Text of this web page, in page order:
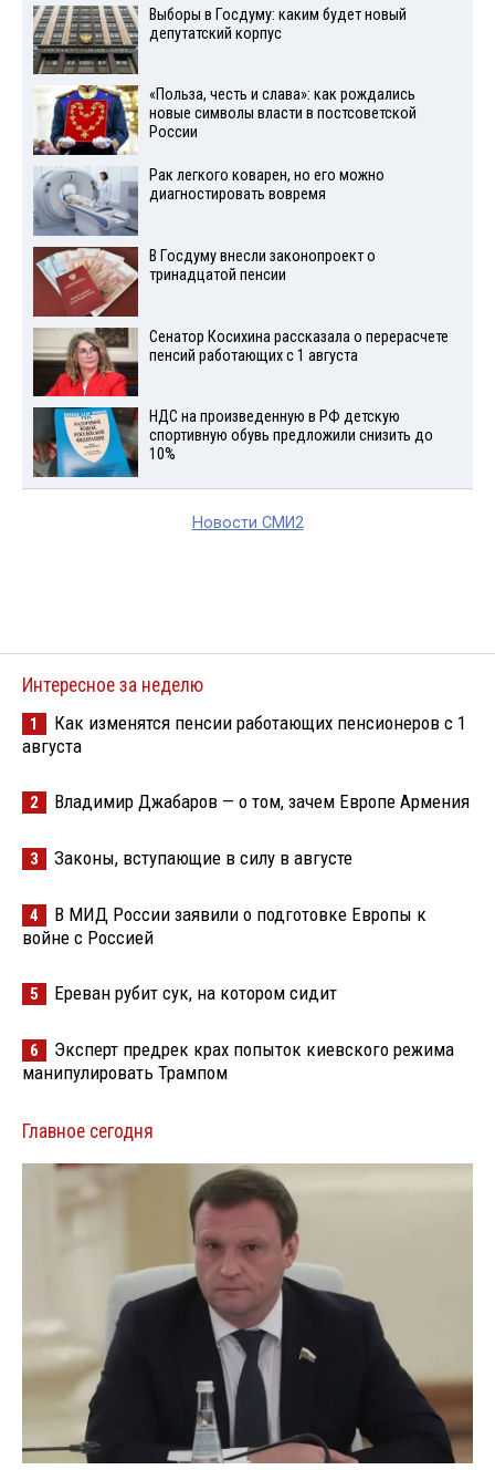
Выборы в Госдуму: каким будет новый
депутатский корпус
«Польза, честь и слава»: как рождались
новые символы власти в постсоветской
России
Рак легкого коварен, но его можно
диагностировать вовремя
В Госдуму внесли законопроект о
тринадцатой пенсии
Сенатор Косихина рассказала о перерасчете
пенсий работающих с 1 августа
НДС на произведенную в РФ детскую
спортивную обувь предложили снизить до
10%
Новости СМИ2
Интересное за неделю
1
Как изменятся пенсии работающих пенсионеров с 1
августа
2 Владимир Джабаров — о том, зачем Европе Армения
3 Законы, вступающие в силу в августе
4
В МИД России заявили о подготовке Европы к
войне с Россией
5 Ереван рубит сук, на котором сидит
6
Эксперт предрек крах попыток киевского режима
манипулировать Трампом
Главное сегодня